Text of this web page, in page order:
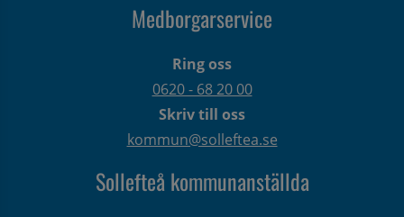
Medborgarservice
Ring oss
0620 - 68 20 00
Skriv till oss
kommun@solleftea.se
Sollefteå kommunanställda